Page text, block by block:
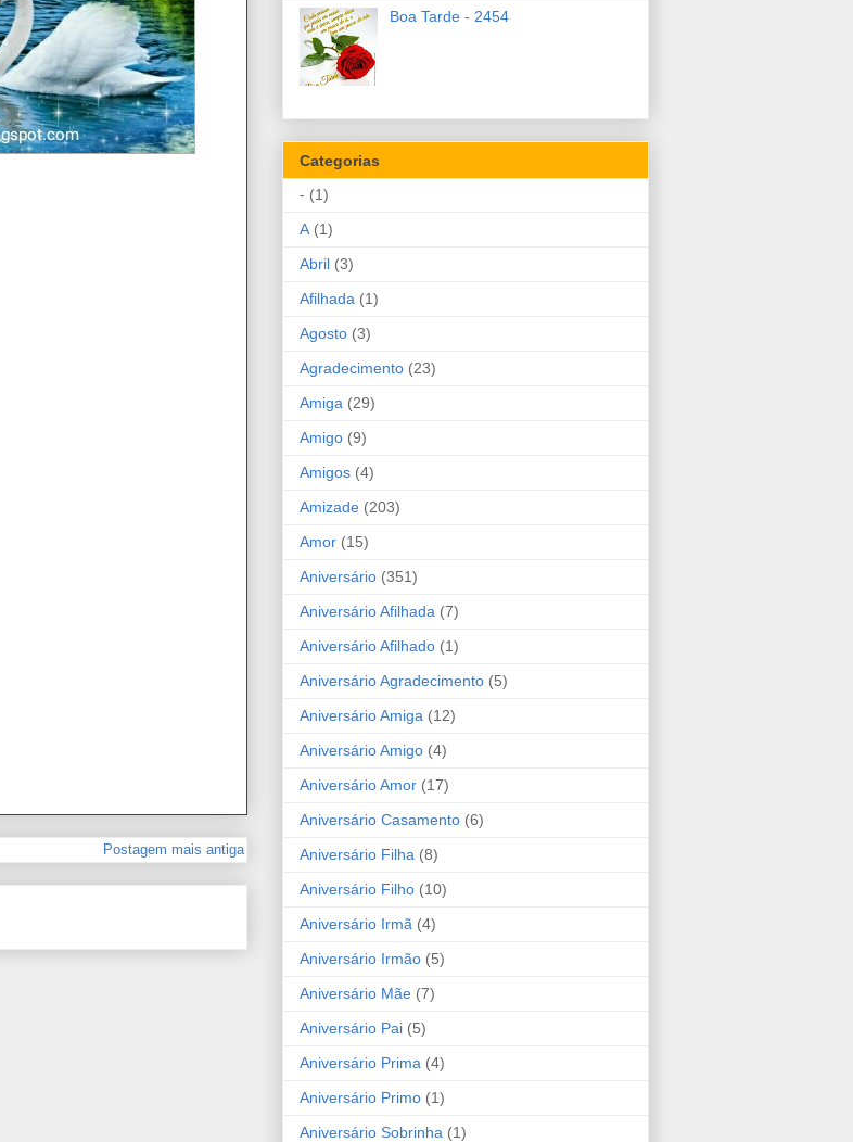
Postagem mais antiga
Boa Tarde - 2454
Categorias
- (1)
A (1)
Abril (3)
Afilhada (1)
Agosto (3)
Agradecimento (23)
Amiga (29)
Amigo (9)
Amigos (4)
Amizade (203)
Amor (15)
Aniversário (351)
Aniversário Afilhada (7)
Aniversário Afilhado (1)
Aniversário Agradecimento (5)
Aniversário Amiga (12)
Aniversário Amigo (4)
Aniversário Amor (17)
Aniversário Casamento (6)
Aniversário Filha (8)
Aniversário Filho (10)
Aniversário Irmã (4)
Aniversário Irmão (5)
Aniversário Mãe (7)
Aniversário Pai (5)
Aniversário Prima (4)
Aniversário Primo (1)
Aniversário Sobrinha (1)